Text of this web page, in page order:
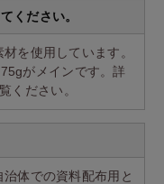
ください。
を使用しています。
がメインです。詳
ください。
体での資料配布用と